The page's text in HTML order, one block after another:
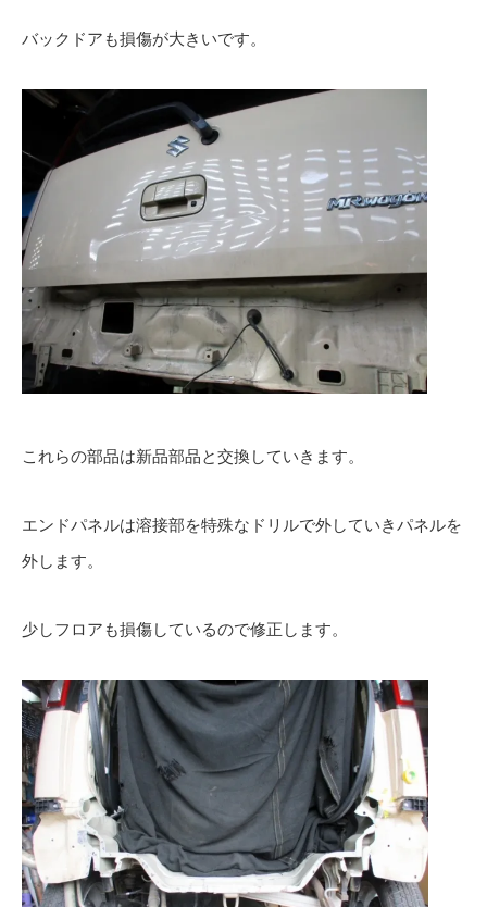
バックドアも損傷が大きいです。
これらの部品は新品部品と交換していきます。
エンドパネルは溶接部を特殊なドリルで外していきパネルを
外します。
少しフロアも損傷しているので修正します。